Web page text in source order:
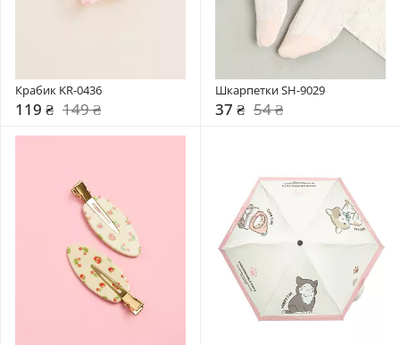
Крабик KR-0436
119 ₴ 149 ₴
Шкарпетки SH-9029
37 ₴ 54 ₴